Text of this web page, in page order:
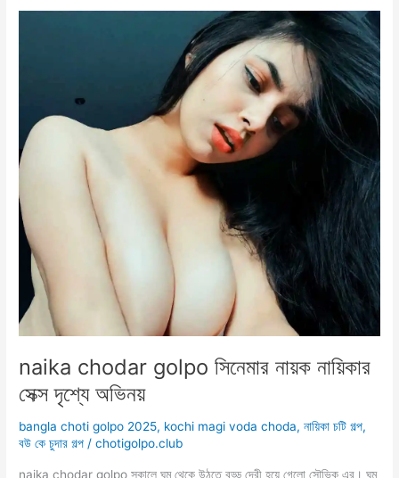
দিয়ে
করলাম
naika chodar golpo সিনেমার নায়ক নায়িকার
সেক্স দৃশ্যে অভিনয়
bangla choti golpo 2025, kochi magi voda choda,নায়িকা চটি গল্প,
বউ কে চুদার গল্প /chotigolpo.club
naika chodar golpo সকালে ঘুম থেকে উঠতে বড্ড দেরী হয়ে গেলো সৌভিক এর। ঘুম